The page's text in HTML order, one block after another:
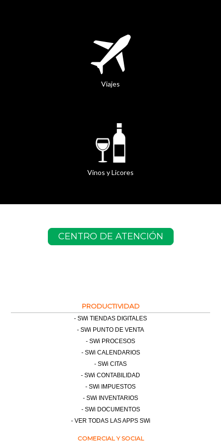
Viajes
Vinos y Licores
CENTRO DE ATENCIÓN
PRODUCTIVIDAD
SWi TIENDAS DIGITALES
SWi PUNTO DE VENTA
SWi PROCESOS
SWi CALENDARIOS
SWi CITAS
SWi CONTABILIDAD
SWi IMPUESTOS
SWi INVENTARIOS
SWi DOCUMENTOS
VER TODAS LAS APPS SWi
COMERCIAL Y SOCIAL